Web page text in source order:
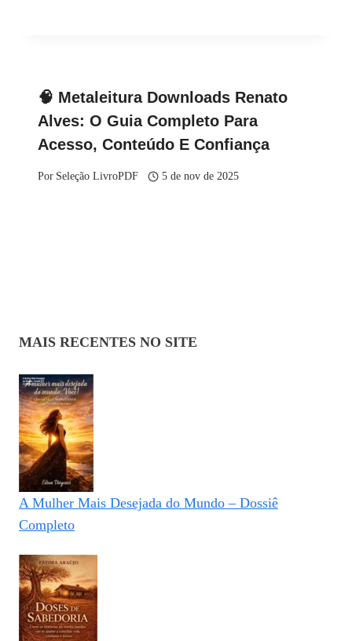
🧠 Metaleitura Downloads Renato
Alves: O Guia Completo Para
Acesso, Conteúdo E Confiança
Por Seleção LivroPDF 5 de nov de 2025
MAIS RECENTES NO SITE
A Mulher Mais Desejada do Mundo – Dossiê
Completo